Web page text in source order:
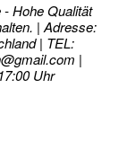
Hohe Qualität
| Adresse:
| TEL:
|
Uhr